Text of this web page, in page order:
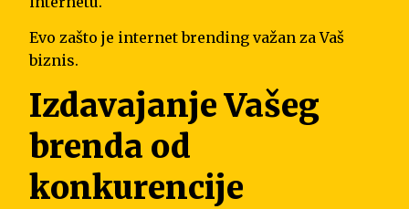
Evo zašto je internet brending važan za Vaš
biznis.
Izdavajanje Vašeg
brenda od
konkurencije